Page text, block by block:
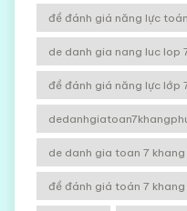
đề đánh giá năng lực
de danh gia nang luc lop
đề đánh giá năng lực lớp
de danh gia toan 7
đề đánh giá toán 7